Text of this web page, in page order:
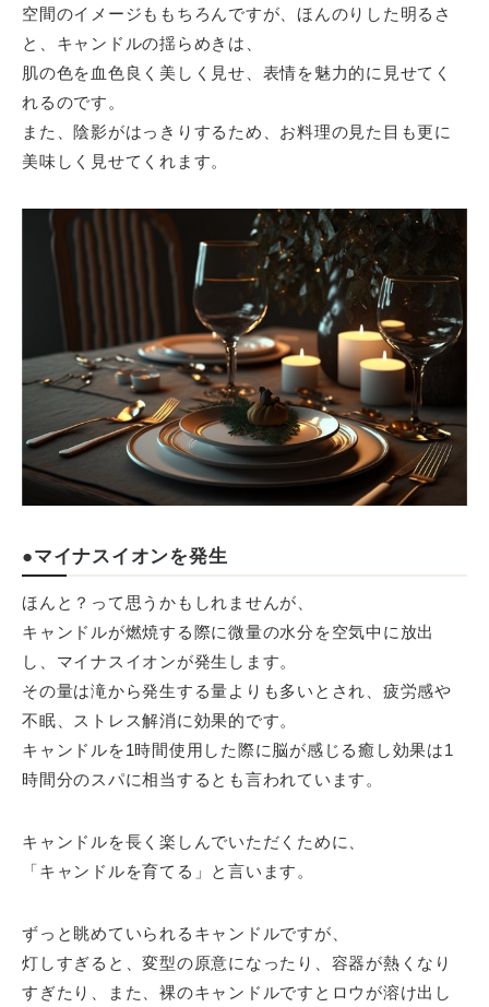
空間のイメージももちろんですが、ほんのりした明るさ
と、キャンドルの揺らめきは、
肌の色を血色良く美しく見せ、表情を魅力的に見せてく
れるのです。
また、陰影がはっきりするため、お料理の見た目も更に
美味しく見せてくれます。
●マイナスイオンを発生
ほんと？って思うかもしれませんが、
キャンドルが燃焼する際に微量の水分を空気中に放出
し、マイナスイオンが発生します。
その量は滝から発生する量よりも多いとされ、疲労感や
不眠、ストレス解消に効果的です。
キャンドルを1時間使用した際に脳が感じる癒し効果は1
時間分のスパに相当するとも言われています。
キャンドルを長く楽しんでいただくために、
「キャンドルを育てる」と言います。
ずっと眺めていられるキャンドルですが、
灯しすぎると、変型の原意になったり、容器が熱くなり
すぎたり、また、裸のキャンドルですとロウが溶け出し